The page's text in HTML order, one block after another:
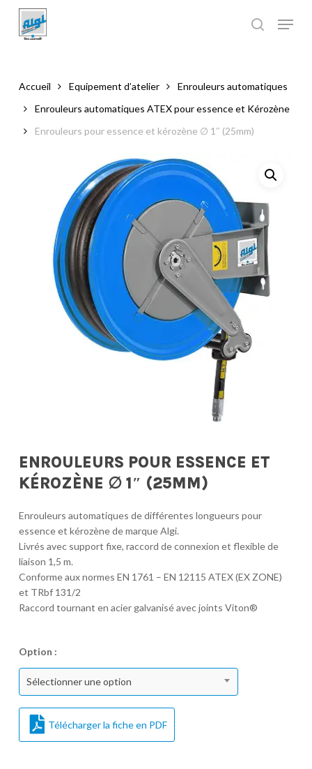
main
Accueil Equipement d’atelier
Enrouleurs automatiques
Enrouleurs automatiques ATEX pour essence et Kérozène
Enrouleurs pour essence et kérozène ∅ 1″ (25mm)
ENROULEURS POUR ESSENCE ET
KÉROZÈNE ∅ 1″ (25MM)
Enrouleurs automatiques de différentes longueurs pour
essence et kérozène de marque Algi.
Livrés avec support fixe, raccord de connexion et flexible de
liaison 1,5 m.
Conforme aux normes EN 1761 – EN 12115 ATEX (EX ZONE)
et TRbf 131/2
Raccord tournant en acier galvanisé avec joints Viton®
Option :
Sélectionner une option
Télécharger la fiche en PDF